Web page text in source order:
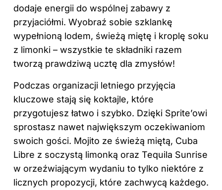
dodaje energii do wspólnej zabawy z
przyjaciółmi. Wyobraź sobie szklankę
wypełnioną lodem, świeżą miętę i kroplę soku
z limonki – wszystkie te składniki razem
tworzą prawdziwą ucztę dla zmysłów!
Podczas organizacji letniego przyjęcia
kluczowe stają się koktajle, które
przygotujesz łatwo i szybko. Dzięki Sprite’owi
sprostasz nawet największym oczekiwaniom
swoich gości. Mojito ze świeżą miętą, Cuba
Libre z soczystą limonką oraz Tequila Sunrise
w orzeźwiającym wydaniu to tylko niektóre z
licznych propozycji, które zachwycą każdego.